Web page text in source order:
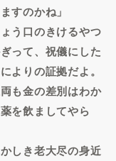
すのかね」
う口のきけるやつ
って、祝儀にした
よりの証拠だよ。
も金の差別はわか
を飲ましてやら
しき老大尽の身近